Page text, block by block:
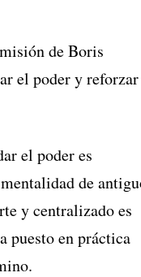
de Boris
el poder y reforzar
el poder es
de
y centralizado es
puesto en práctica